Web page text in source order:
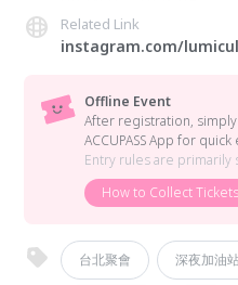
Related Link
instagram.com/lumicul
Offline Event
After registration,
ACCUPASS App for quick
Entry rules are
How to Collect
台北聚會 深夜加油